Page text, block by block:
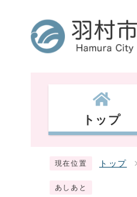
トップ
現在位置 トップ
あしあと